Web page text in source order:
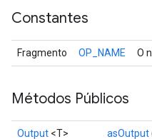
Constantes
Fragmento OP_NAME O
Métodos Públicos
Output <T> asOutput